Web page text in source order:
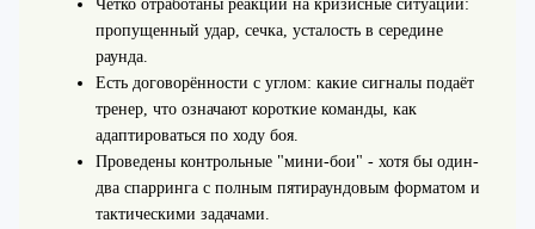
Чётко отработаны реакции на кризисные ситуации:
пропущенный удар, сечка, усталость в середине
раунда.
Есть договорённости с углом: какие сигналы подаёт
тренер, что означают короткие команды, как
адаптироваться по ходу боя.
Проведены контрольные "мини-бои" - хотя бы один-
два спарринга с полным пятираундовым форматом и
тактическими задачами.